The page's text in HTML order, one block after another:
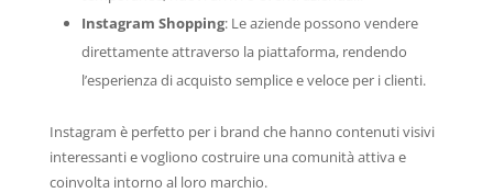
Instagram Shopping: Le aziende possono vendere
direttamente attraverso la piattaforma, rendendo
l’esperienza di acquisto semplice e veloce per i clienti.
Instagram è perfetto per i brand che hanno contenuti visivi
interessanti e vogliono costruire una comunità attiva e
coinvolta intorno al loro marchio.